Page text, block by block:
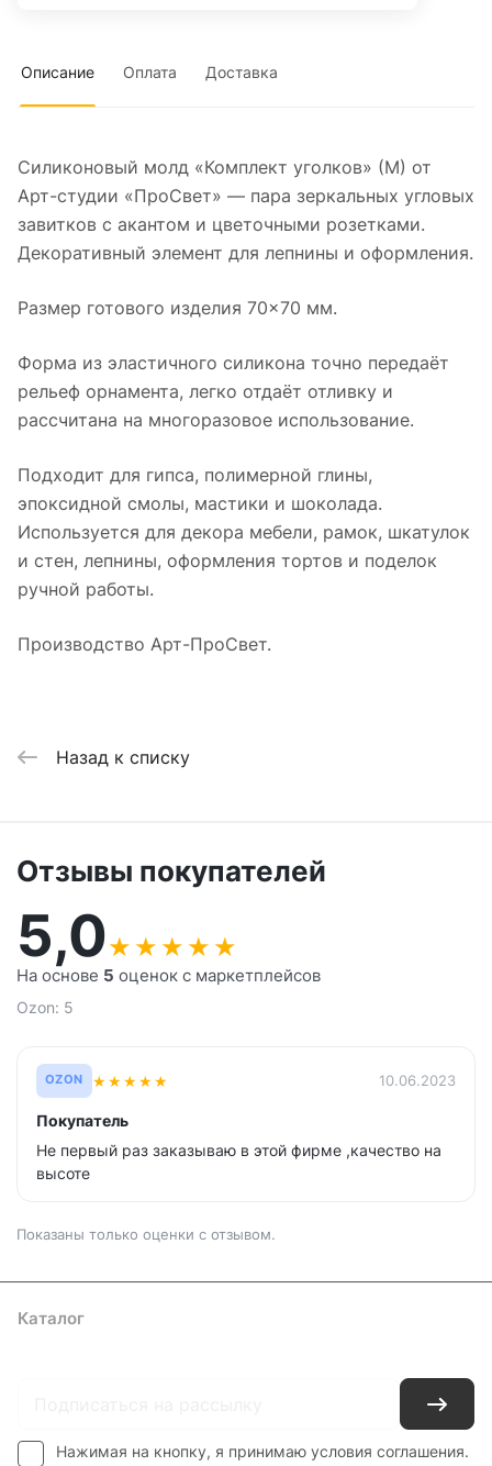
Описание Оплата Доставка
Силиконовый молд «Комплект уголков» (М) от
Арт-студии «ПроСвет» — пара зеркальных угловых
завитков с акантом и цветочными розетками.
Декоративный элемент для лепнины и оформления.
Размер готового изделия 70×70 мм.
Форма из эластичного силикона точно передаёт
рельеф орнамента, легко отдаёт отливку и
рассчитана на многоразовое использование.
Подходит для гипса, полимерной глины,
эпоксидной смолы, мастики и шоколада.
Используется для декора мебели, рамок, шкатулок
и стен, лепнины, оформления тортов и поделок
ручной работы.
Производство Арт-ПроСвет.
Назад к списку
Отзывы покупателей
5,0★ ★ ★ ★ ★
На основе 5 оценок с маркетплейсов
Ozon: 5
OZON ★★★★★ 10.06.2023
Покупатель
Не первый раз заказываю в этой фирме ,качество на
высоте
Показаны только оценки с отзывом.
Каталог
Нажимая на кнопку, я принимаю условия соглашения.